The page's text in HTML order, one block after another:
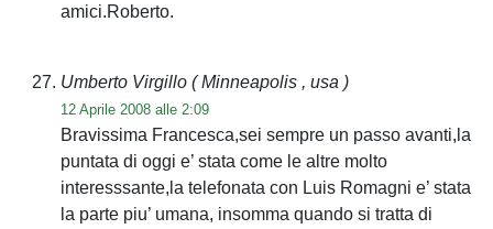
amici.Roberto.
Umberto Virgillo ( Minneapolis , usa )
12 Aprile 2008 alle 2:09
Bravissima Francesca,sei sempre un passo avanti,la
puntata di oggi e’ stata come le altre molto
interesssante,la telefonata con Luis Romagni e’ stata
la parte piu’ umana, insomma quando si tratta di